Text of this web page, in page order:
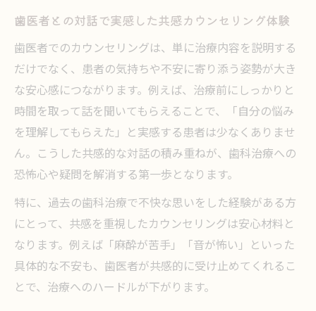
歯医者との対話で実感した共感カウンセリング体験
歯医者でのカウンセリングは、単に治療内容を説明する
だけでなく、患者の気持ちや不安に寄り添う姿勢が大き
な安心感につながります。例えば、治療前にしっかりと
時間を取って話を聞いてもらえることで、「自分の悩み
を理解してもらえた」と実感する患者は少なくありませ
ん。こうした共感的な対話の積み重ねが、歯科治療への
恐怖心や疑問を解消する第一歩となります。
特に、過去の歯科治療で不快な思いをした経験がある方
にとって、共感を重視したカウンセリングは安心材料と
なります。例えば「麻酔が苦手」「音が怖い」といった
具体的な不安も、歯医者が共感的に受け止めてくれるこ
とで、治療へのハードルが下がります。